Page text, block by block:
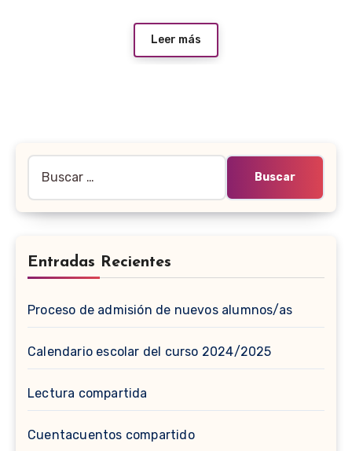
Leer más
Entradas Recientes
Proceso de admisión de nuevos alumnos/as
Calendario escolar del curso 2024/2025
Lectura compartida
Cuentacuentos compartido